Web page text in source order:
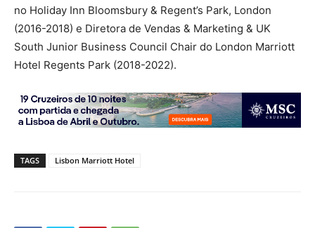
no Holiday Inn Bloomsbury & Regent’s Park, London
(2016-2018) e Diretora de Vendas & Marketing & UK
South Junior Business Council Chair do London Marriott
Hotel Regents Park (2018-2022).
TAGS Lisbon Marriott Hotel